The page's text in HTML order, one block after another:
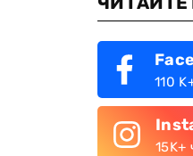
110
15K+